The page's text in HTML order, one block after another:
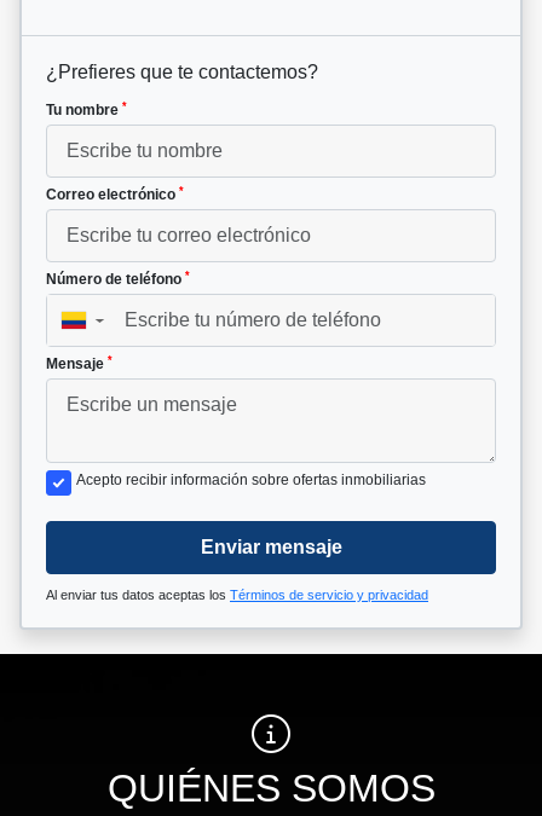
¿Prefieres que te contactemos?
Tu nombre *
Correo electrónico *
Número de teléfono *
▼
Mensaje *
Acepto recibir información sobre ofertas inmobiliarias
Enviar mensaje
Al enviar tus datos aceptas los Términos de servicio y privacidad
QUIÉNES SOMOS